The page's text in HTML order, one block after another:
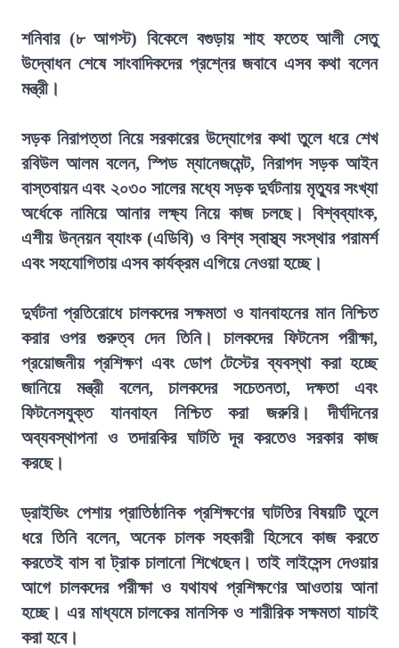
শনিবার (৮ আগস্ট) বিকেলে বগুড়ায় শাহ ফতেহ আলী সেতু
উদ্বোধন শেষে সাংবাদিকদের প্রশ্নের জবাবে এসব কথা বলেন
মন্ত্রী।
সড়ক নিরাপত্তা নিয়ে সরকারের উদ্যোগের কথা তুলে ধরে শেখ
রবিউল আলম বলেন, স্পিড ম্যানেজমেন্ট, নিরাপদ সড়ক আইন
বাস্তবায়ন এবং ২০৩০ সালের মধ্যে সড়ক দুর্ঘটনায় মৃত্যুর সংখ্যা
অর্ধেকে নামিয়ে আনার লক্ষ্য নিয়ে কাজ চলছে। বিশ্বব্যাংক,
এশীয় উন্নয়ন ব্যাংক (এডিবি) ও বিশ্ব স্বাস্থ্য সংস্থার পরামর্শ
এবং সহযোগিতায় এসব কার্যক্রম এগিয়ে নেওয়া হচ্ছে।
দুর্ঘটনা প্রতিরোধে চালকদের সক্ষমতা ও যানবাহনের মান নিশ্চিত
করার ওপর গুরুত্ব দেন তিনি। চালকদের ফিটনেস পরীক্ষা,
প্রয়োজনীয় প্রশিক্ষণ এবং ডোপ টেস্টের ব্যবস্থা করা হচ্ছে
জানিয়ে মন্ত্রী বলেন, চালকদের সচেতনতা, দক্ষতা এবং
ফিটনেসযুক্ত যানবাহন নিশ্চিত করা জরুরি। দীর্ঘদিনের
অব্যবস্থাপনা ও তদারকির ঘাটতি দূর করতেও সরকার কাজ
করছে।
ড্রাইভিং পেশায় প্রাতিষ্ঠানিক প্রশিক্ষণের ঘাটতির বিষয়টি তুলে
ধরে তিনি বলেন, অনেক চালক সহকারী হিসেবে কাজ করতে
করতেই বাস বা ট্রাক চালানো শিখেছেন। তাই লাইসেন্স দেওয়ার
আগে চালকদের পরীক্ষা ও যথাযথ প্রশিক্ষণের আওতায় আনা
হচ্ছে। এর মাধ্যমে চালকের মানসিক ও শারীরিক সক্ষমতা যাচাই
করা হবে।